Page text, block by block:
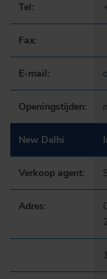
Tel:
Fax:
E-mail:
Openingstijden:
New Delhi
Verkoop agent:
Adres: